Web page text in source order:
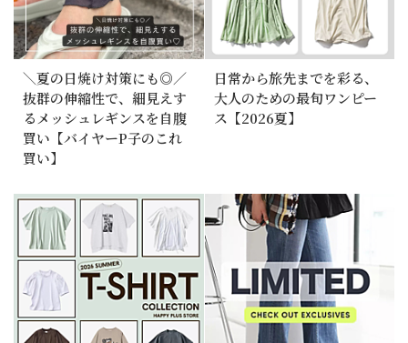
＼夏の日焼け対策にも◎／
抜群の伸縮性で、細見えす
るメッシュレギンスを自腹
買い【バイヤーP子のこれ
買い】
日常から旅先までを彩る、
大人のための最旬ワンピー
ス【2026夏】